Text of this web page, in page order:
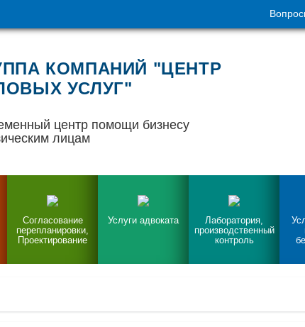
КОМПАНИЙ "ЦЕНТР
УСЛУГ"
центр помощи бизнесу
лицам
Согласование
перепланировки,
Проектирование
Услуги адвоката
Лаборатория,
производственный
контроль